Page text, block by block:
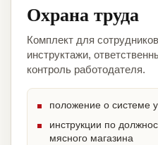
Охрана труда
Комплект для
инструктажи,
контроль работодателя.
положение о системе
инструкции по
мясного магазина